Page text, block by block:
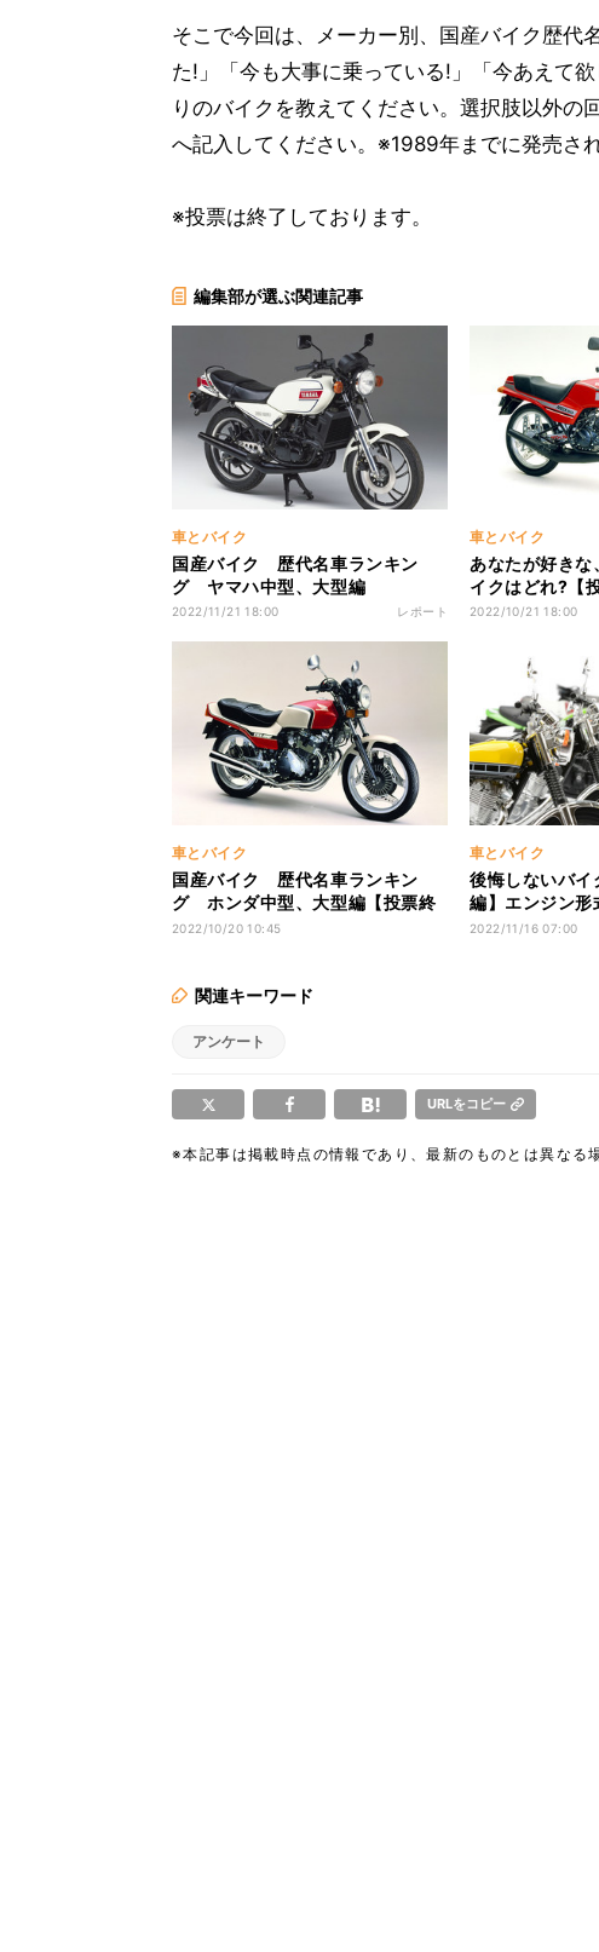
そこで今回は、メーカー別、国産バイク歴代
た!」「今も大事に乗っている!」「今あえて
りのバイクを教えてください。選択肢以外
へ記入してください。※1989年までに発売さ
※投票は終了しております。
編集部が選ぶ関連記事
車とバイク
国産バイク 歴代名車ランキン
グ ヤマハ中型、大型編
2022/11/21 18:00 レポート
車とバイク
あなたが好き
イクはどれ?【
2022/10/21 18:00
車とバイク
国産バイク 歴代名車ランキン
グ ホンダ中型、大型編【投票終
了】
2022/10/20 10:45
車とバイク
後悔しないバイ
編】エンジン形
プで何が違う?
2022/11/16 07:00
関連キーワード
アンケート
URLをコピー
※本記事は掲載時点の情報であり、最新のものとは異なる